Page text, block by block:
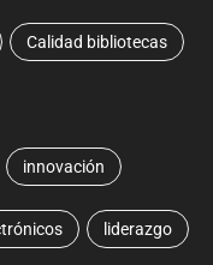
Calidad bibliotecas
innovación
liderazgo